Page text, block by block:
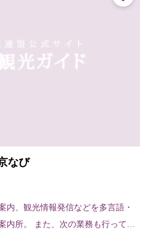
なび
内、観光情報発信などを多言語・
内所。 また、次の業務も行ってい